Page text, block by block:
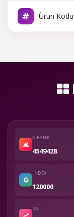
Ürün Kodu
A.RANK
4549428
INDEX
120000
PA